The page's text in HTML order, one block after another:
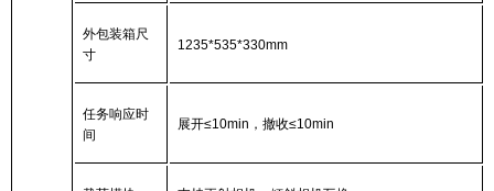
外包装箱尺
寸
1235*535*330mm
任务响应时
间
展开≤10min，撤收≤10min